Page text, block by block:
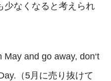
少なくなると考えられ
and go away, don‘t
（5月に売り抜けて